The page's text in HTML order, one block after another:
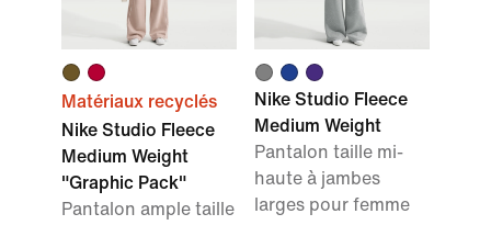
Matériaux recyclés
Nike Studio Fleece
Medium Weight
"Graphic Pack"
Pantalon ample taille
Nike Studio Fleece
Medium Weight
Pantalon taille mi-
haute à jambes
larges pour femme